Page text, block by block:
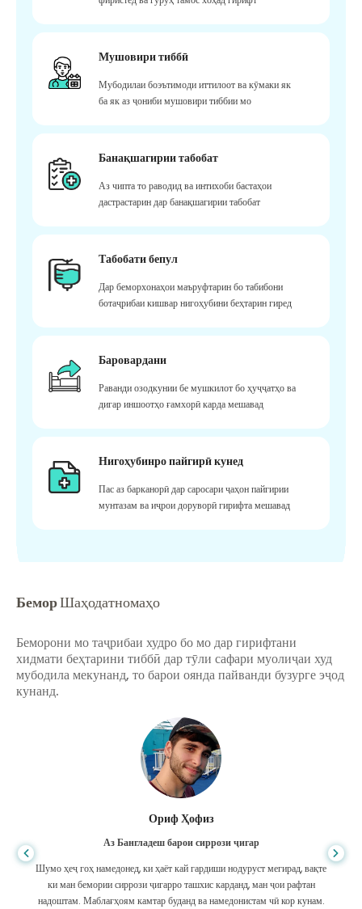
Мушовири тиббӣ
Мубодилаи боэътимоди иттилоот ва кӯмаки як
ба як аз ҷониби мушовири тиббии мо
Банақшагирии табобат
Аз чипта то раводид ва интихоби бастаҳои
дастрастарин дар банақшагирии табобат
Табобати бепул
Дар беморхонаҳои маъруфтарин бо табибони
ботаҷрибаи кишвар нигоҳубини беҳтарин гиред
Баровардани
Раванди озодкунии бе мушкилот бо ҳуҷҷатҳо ва
дигар иншоотҳо ғамхорӣ карда мешавад
Нигоҳубинро пайгирӣ кунед
Пас аз барканорӣ дар саросари ҷаҳон пайгирии
мунтазам ва иҷрои доруворӣ гирифта мешавад
БеморШаҳодатномаҳо
Беморони мо таҷрибаи худро бо мо дар гирифтани
хидмати беҳтарини тиббӣ дар тӯли сафари муолиҷаи худ
мубодила мекунанд, то барои оянда пайванди бузурге эҷод
кунанд.
Ориф Ҳофиз
Аз Бангладеш барои сиррози ҷигар
Шумо ҳеҷ гоҳ намедонед, ки ҳаёт кай гардиши нодуруст мегирад, вақте
ки ман бемории сиррози ҷигарро ташхис карданд, ман ҷои рафтан
надоштам. Маблағҳоям камтар буданд ва намедонистам чӣ кор кунам.